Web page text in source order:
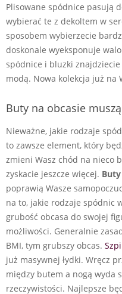
Plisowane spódnice pasują
wybierać te z dekoltem w
sposobem wybierzecie
doskonale wyeksponuje
spódnice i bluzki znajdziecie
modą. Nowa kolekcja już na
Buty na obcasie
Nieważne, jakie rodzaje
to zawsze element, który
zmieni Wasz chód na nieco
zyskacie jeszcze więcej.
poprawią Wasze
na to, jakie rodzaje spódnic
grubość obcasa do swojej
możliwości. Generalnie
BMI, tym grubszy obcas.
już masywnej łydki. Wręcz
między butem a nogą wyda
rzeczywistości. Najlepsze